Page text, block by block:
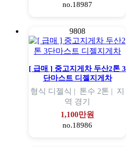
no.18987
9808
[ 급매 ] 중고지게차 두산2톤 3
단마스트 디젤지게차
형식 디젤식 | 톤수 2톤 | 지
역 경기
1,100만원
no.18986